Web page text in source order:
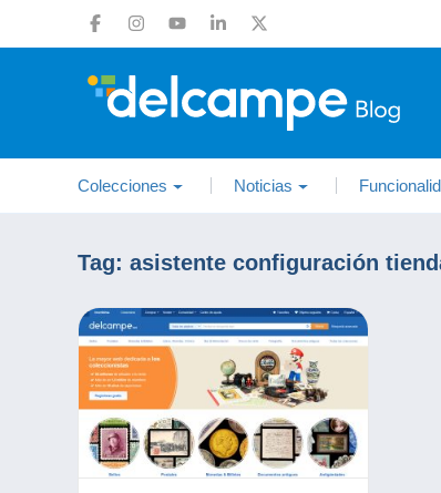
Colecciones Noticias
Tag: asistente configuración